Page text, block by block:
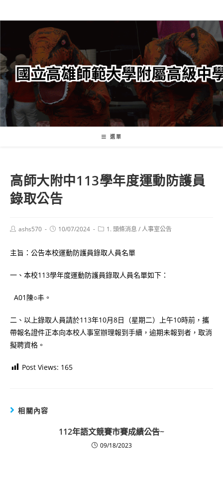
轉
要
內
容
選單
高師大附中113學年度運動防護員
錄取公告
Postashs570
Post10/07/2024
Post1. 頭條消息 /人事室公告
主旨：公告本校運動防護員錄取人員名單
一、本校113學年度運動防護員錄取人員名單如下：
A01陳○丰。
二、以上錄取人員請於113年10月8日（星期二）上午10時前，攜
帶報名證件正本向本校人事室辦理報到手續，逾期未報到者，取消
擬聘資格。
Post Views: 165
相關內容
112年語文競賽市賽成績公告~
09/18/2023